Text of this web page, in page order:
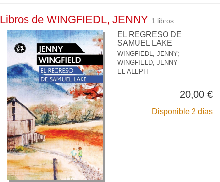
Libros de WINGFIEDL, JENNY 1 libros.
EL REGRESO DE
SAMUEL LAKE
WINGFIEDL, JENNY;
WINGFIELD, JENNY
EL ALEPH
20,00 €
Disponible 2 días